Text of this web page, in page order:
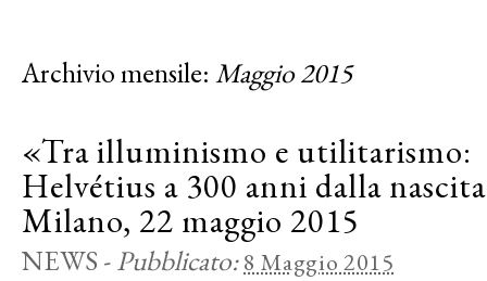
Archivio mensile: Maggio 2015
«Tra illuminismo e utilitarismo:
Helvétius a 300 anni dalla
Milano, 22 maggio 2015
NEWS -Pubblicato:8 Maggio 2015